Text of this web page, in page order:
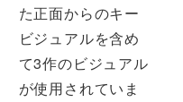
た正面からのキー
ビジュアルを含め
て3作のビジュアル
が使用されていま